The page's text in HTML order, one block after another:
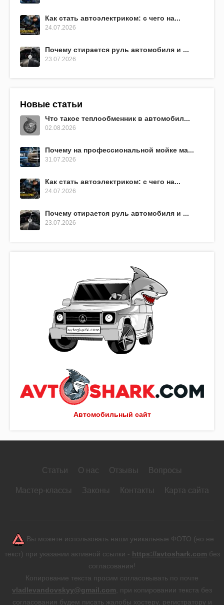
Автомобильный сайт
Как стать автоэлектриком: с чего на...
24.07.2026
Почему стирается руль автомобиля и ...
23.07.2026
Новые статьи
Что такое теплообменник в автомобил...
02.08.2026
Почему на профессиональной мойке ма...
31.07.2026
Как стать автоэлектриком: с чего на...
24.07.2026
Почему стирается руль автомобиля и ...
23.07.2026
Статьи О нас Отзывы Вопросы
Мастер-классы Законы Контакты Карта сайта
Вы можете использовать наши уникальные ФОТО (но не
текст) при указании активной ссылки - https://avtoshark.com без
согласования!
Копирование текста просим согласовывать по почте
vladlevandovskyy@gmail.com , при копировании текста без
согласования будем писать жалобы хостеру, регистратору и